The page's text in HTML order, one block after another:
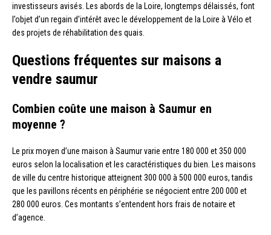
investisseurs avisés. Les abords de la Loire, longtemps délaissés, font
l’objet d’un regain d’intérêt avec le développement de la Loire à Vélo et
des projets de réhabilitation des quais.
Questions fréquentes sur maisons a
vendre saumur
Combien coûte une maison à Saumur en
moyenne ?
Le prix moyen d’une maison à Saumur varie entre 180 000 et 350 000
euros selon la localisation et les caractéristiques du bien. Les maisons
de ville du centre historique atteignent 300 000 à 500 000 euros, tandis
que les pavillons récents en périphérie se négocient entre 200 000 et
280 000 euros. Ces montants s’entendent hors frais de notaire et
d’agence.